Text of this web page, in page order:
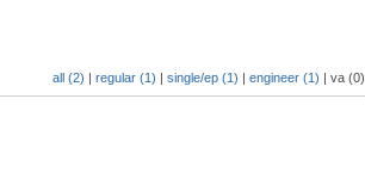
all (2) | regular (1) | single/ep (1) | engineer (1) | va (0)